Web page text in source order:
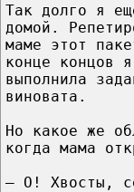
Так долго я
домой.
маме этот
конце концов
выполнила
виновата.
Но какое же
когда мама
– О! Хвосты,